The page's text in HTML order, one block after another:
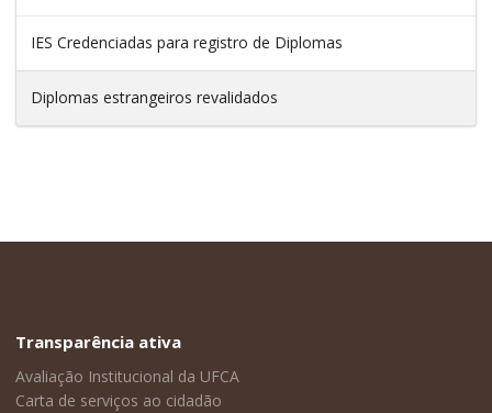
IES Credenciadas para registro de Diplomas
Diplomas estrangeiros revalidados
Transparência ativa
Avaliação Institucional da UFCA
Carta de serviços ao cidadão